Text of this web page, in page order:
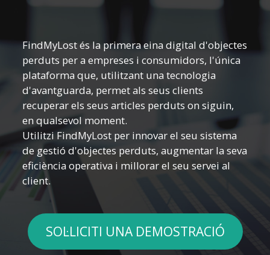
FindMyLost és la primera eina digital d'objectes
perduts per a empreses i consumidors, l'única
plataforma que, utilitzant una tecnologia
d'avantguarda, permet als seus clients
recuperar els seus articles perduts on siguin,
en qualsevol moment.
Utilitzi FindMyLost per innovar el seu sistema
de gestió d'objectes perduts, augmentar la seva
eficiència operativa i millorar el seu servei al
client.
SOL·LICITI UNA DEMOSTRACIÓ